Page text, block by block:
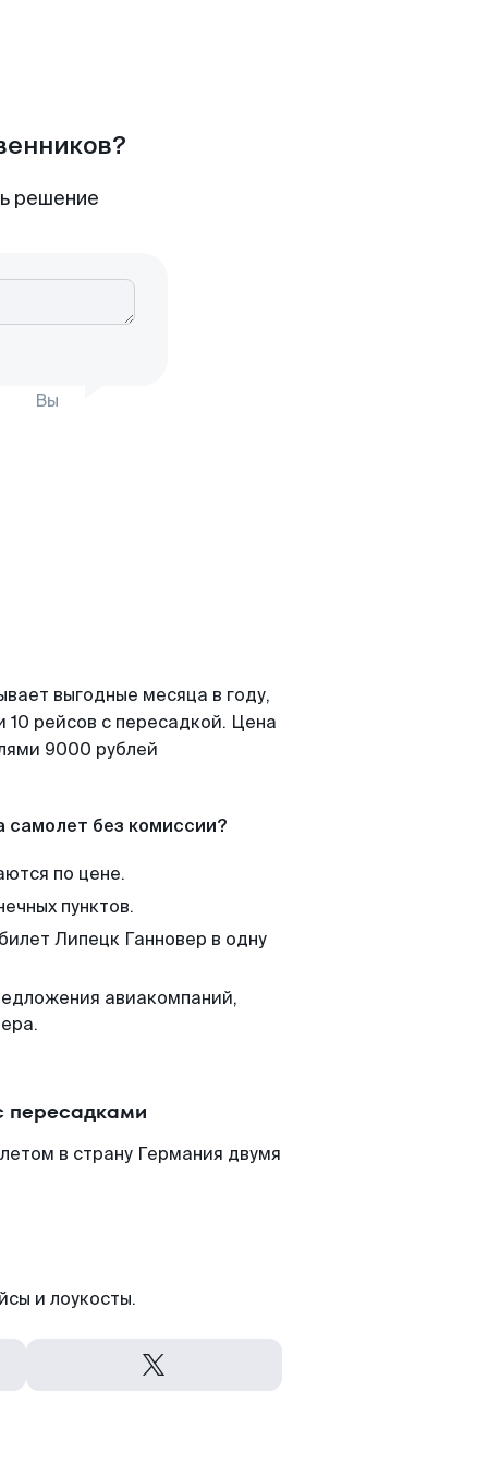
решение
Вы
выгодные месяца в году,
рейсов с пересадкой. Цена
9000 рублей
самолет без комиссии?
по цене.
пунктов.
Липецк Ганновер в одну
авиакомпаний,
пересадками
в страну Германия двумя
и лоукосты.